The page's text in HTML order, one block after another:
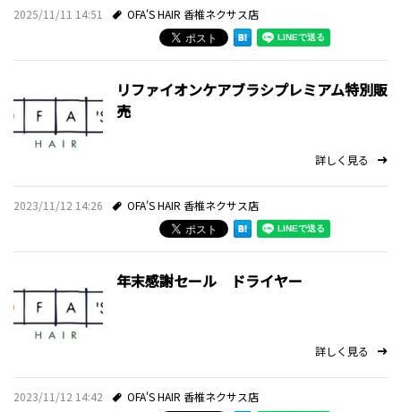
2025/11/11 14:51 OFA'S HAIR 香椎ネクサス店
リファイオンケアブラシプレミアム特別販
売
詳しく見る
2023/11/12 14:26 OFA'S HAIR 香椎ネクサス店
年末感謝セール ドライヤー
詳しく見る
2023/11/12 14:42 OFA'S HAIR 香椎ネクサス店